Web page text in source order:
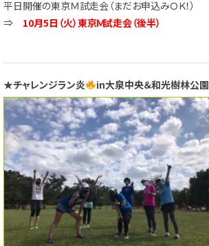
平日開催の東京Ｍ試走会（まだお申込みＯＫ！）
⇒ 10月5日（火）東京Ｍ試走会（後半）
★チャレンジラン炎 in大泉中央＆和光樹林公園